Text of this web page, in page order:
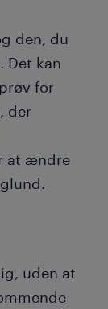
den, du
Det kan
for
der
at ændre
uden at